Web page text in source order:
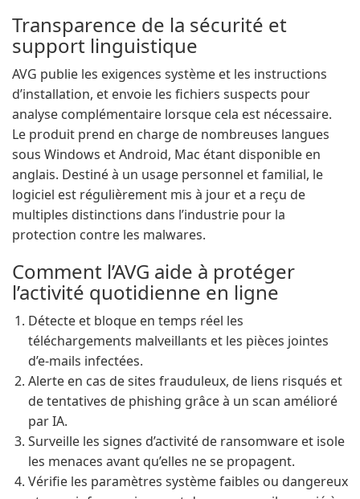
Transparence de la sécurité et
support linguistique
AVG publie les exigences système et les instructions
d’installation, et envoie les fichiers suspects pour
analyse complémentaire lorsque cela est nécessaire.
Le produit prend en charge de nombreuses langues
sous Windows et Android, Mac étant disponible en
anglais. Destiné à un usage personnel et familial, le
logiciel est régulièrement mis à jour et a reçu de
multiples distinctions dans l’industrie pour la
protection contre les malwares.
Comment l’AVG aide à protéger
l’activité quotidienne en ligne
Détecte et bloque en temps réel les
téléchargements malveillants et les pièces jointes
d’e-mails infectées.
Alerte en cas de sites frauduleux, de liens risqués et
de tentatives de phishing grâce à un scan amélioré
par IA.
Surveille les signes d’activité de ransomware et isole
les menaces avant qu’elles ne se propagent.
Vérifie les paramètres système faibles ou dangereux